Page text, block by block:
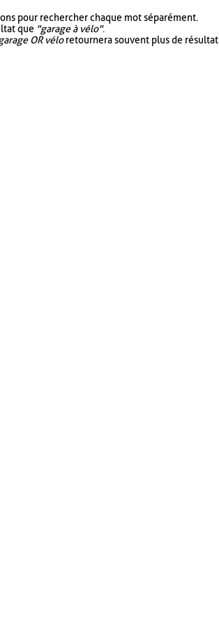
pour rechercher chaque mot séparément.
que "garage à vélo".
OR véloretournera souvent plus de résultat